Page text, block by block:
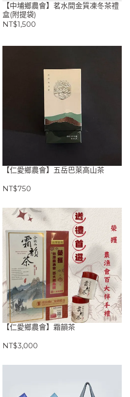
【中埔鄉農會】茗水間金質凍冬茶禮
盒(附提袋)
NT$1,500
【仁愛鄉農會】五岳巴萊高山茶
NT$750
【仁愛鄉農會】霜韻茶
NT$3,000